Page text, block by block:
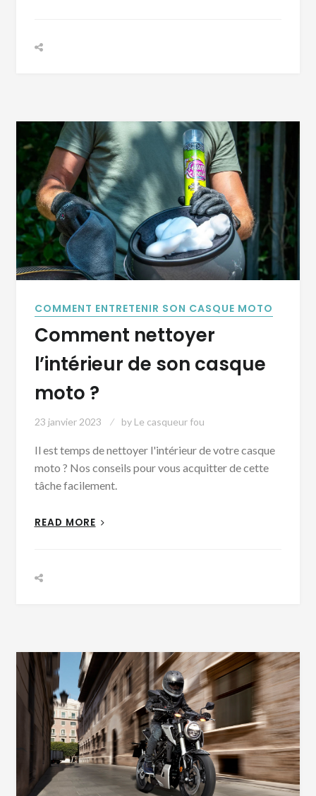
COMMENT ENTRETENIR SON CASQUE MOTO
Comment nettoyer
l’intérieur de son casque
moto ?
23 janvier 2023 by Le casqueur fou
Il est temps de nettoyer l'intérieur de votre casque
moto ? Nos conseils pour vous acquitter de cette
tâche facilement.
READ MORE